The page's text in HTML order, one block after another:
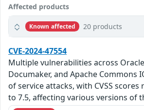
Affected products
Known affected 20 products
CVE-2024-47554
Multiple vulnerabilities across
Documaker, and Apache Commons
of service attacks, with CVSS
to 7.5, affecting various versions of